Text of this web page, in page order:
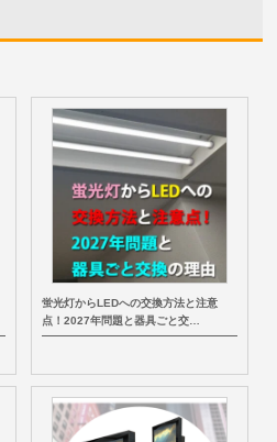
蛍光灯からLEDへの交換方法と注意
点！2027年問題と器具ごと交…